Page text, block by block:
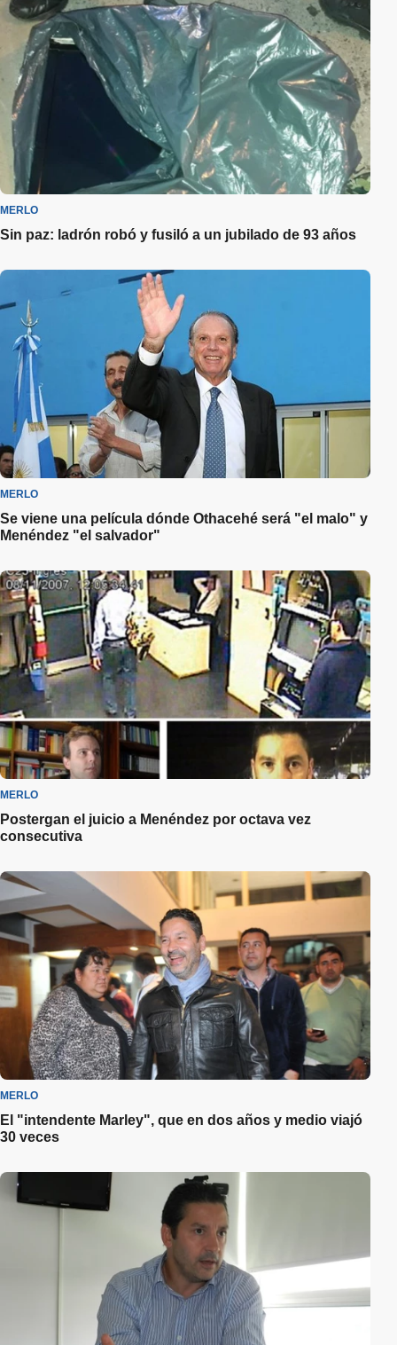
MERLO
Sin paz: ladrón robó y fusiló a un jubilado de 93 años
MERLO
Se viene una película dónde Othacehé será "el malo" y
Menéndez "el salvador"
MERLO
Postergan el juicio a Menéndez por octava vez
consecutiva
MERLO
El "intendente Marley", que en dos años y medio viajó
30 veces